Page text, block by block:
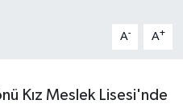
A- A+
Kız Meslek Lisesi'nde